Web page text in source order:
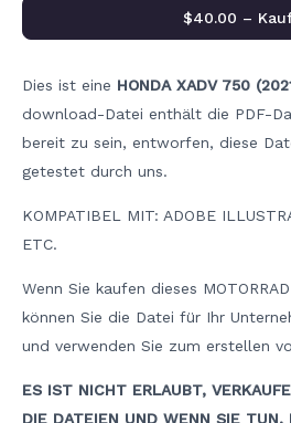
Dies ist eine HONDA XADV 750
download-Datei enthält die PDF-
bereit zu sein, entworfen, diese
getestet durch uns.
KOMPATIBEL MIT: ADOBE
ETC.
Wenn Sie kaufen dieses
können Sie die Datei für Ihr
und verwenden Sie zum erstellen
ES IST NICHT ERLAUBT,
DIE DATEIEN UND WENN SIE TUN,
$40.00 –